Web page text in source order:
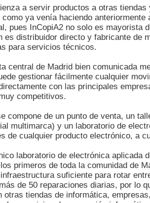
a servir productos a otras tiendas
como ya venía haciendo anteriormente
pues InCopiA2 no solo es mayorista
es distribuidor directo y fabricante de
para servicios técnicos.
central de Madrid bien comunicada
gestionar fácilmente cualquier
con las principales
competitivos.
compone de un punto de venta, un
multimarca) y un laboratorio de
de cualquier producto electrónico, a
laboratorio de electrónica aplicada
primeros de toda la comunidad de
suficiente para rotar
de 50 reparaciones diarias, por lo
otras tiendas de informática,